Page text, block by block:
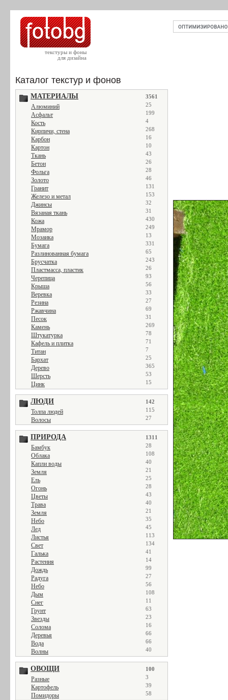
текстуры и фоны
для дизайна
Каталог текстур и фонов
МАТЕРИАЛЫ 3561
Алюминий 25
Асфальт 199
Кость 4
Кирпичи, стена 268
Карбон 16
Картон 10
Ткань 43
Бетон 26
Фольга 28
Золото 46
Гранит 131
Железо и метал 153
Джинсы 32
Вязаная ткань 31
Кожа 430
Мрамор 249
Мозаика 13
Бумага 331
Разлинованная бумага 65
Брусчатка 243
Пластмасса, пластик 26
Черепица 93
Крыша 56
Веревка 33
Резина 27
Ржавчина 69
Песок 31
Камень 269
Штукатурка 78
Кафель и плитка 71
Титан 7
Бархат 25
Дерево 365
Шерсть 53
Цинк 15
ЛЮДИ 142
Толпа людей 115
Волосы 27
ПРИРОДА 1311
Бамбук 28
Облака 108
Капли воды 40
Земля 21
Ель 25
Огонь 28
Цветы 43
Трава 40
Земля 21
Небо 35
Лед 45
Листья 113
Свет 134
Галька 41
Растения 14
Дождь 99
Радуга 27
Небо 56
Дым 108
Снег 11
Грунт 63
Звезды 23
Солома 16
Деревья 66
Вода 66
Волны 40
ОВОЩИ 100
Разные 3
Картофель 39
Помидоры 58